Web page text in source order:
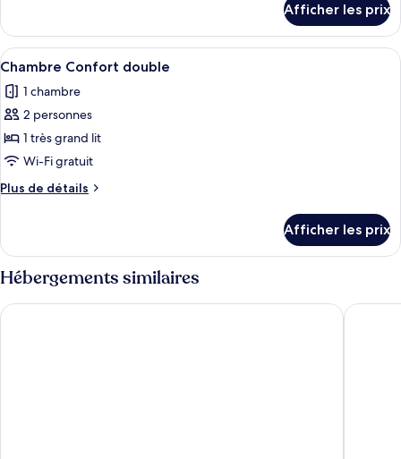
Chambre
supérieure
double
Chambre
supérieure
double
Afficher les prix
Afficher
toutes
les
photos
pour
ce
type
de
Chambre
Confort
double
Un lit bien fait, avec des draps
13
Chambre Confort double
1 chambre
2 personnes
1 très grand lit
Wi-Fi gratuit
Plus de détails
Plus
Chambre
Confort
double
Afficher les prix
Hébergements similaires
The Green Dragon at Bedale by OYO